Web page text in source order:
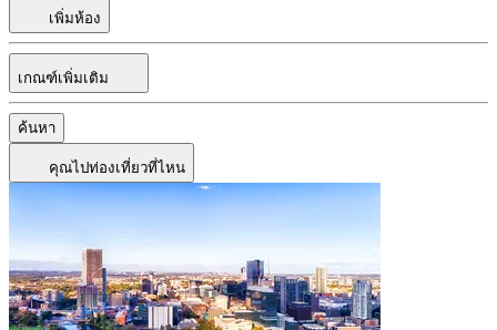
เพิ่มห้อง
เกณฑ์เพิ่มเติม
ค้นหา
คุณไปท่องเที่ยวที่ไหน